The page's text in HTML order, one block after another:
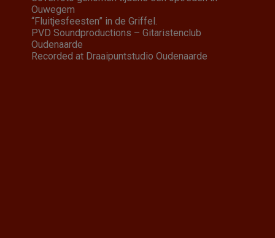
Ouwegem
“Fluitjesfeesten” in de Griffel.
PVD Soundproductions – Gitaristenclub
Oudenaarde
Recorded at Draaipuntstudio Oudenaarde